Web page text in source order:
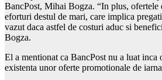
BancPost, Mihai Bogza. “In plus, ofertele
eforturi destul de mari, care implica
vazut daca astfel de costuri aduc si
Bogza.
El a mentionat ca BancPost nu a luat inca
existenta unor oferte promotionale de